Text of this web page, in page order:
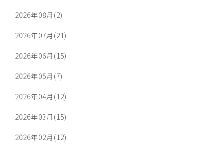
2026年08月(2)
2026年07月(21)
2026年06月(15)
2026年05月(7)
2026年04月(12)
2026年03月(15)
2026年02月(12)